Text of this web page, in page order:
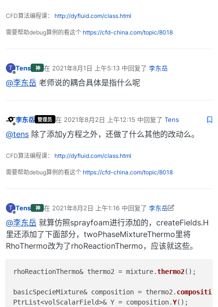
            Yi.max(0.0);
CFD算法编程课： http://dyfluid.com/class.html
需要帮助debug算例的看这个 https://cfd-china.com/topic/8018
T Tens 神 在 2021年8月1日 上午5:13中回复了 李东岳
最后由 编辑
@李东岳 老师说的耦合具体是指什么呢
李东岳 管理员 在 2021年8月2日 上午12:15 中回复了 Tens
最后由 编辑
@tens 除了添加y方程之外，还做了什么其他的改动么。
CFD算法编程课： http://dyfluid.com/class.html
需要帮助debug算例的看这个 https://cfd-china.com/topic/8018
T
离线
Tens 神 在 2021年8月2日 上午1:16中回复了 李东岳
最后由 Tens 编辑 2021年8月2日 上午9:18
@李东岳 就算仿照sprayfoam进行添加的，createFields.H
里还添加了下面部分，twoPhaseMixtureThermo里将
RhoThermo改为了rhoReactionThermo，应该就这些。
rhoReactionThermo& thermo2 = mixture.thermo2();
basicSpecieMixture& composition = thermo2.
PtrList<volScalarField>& Y = composition.Y();